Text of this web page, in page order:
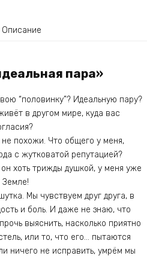
Описание
пара»
“половинку”? Идеальную пару?
в другом мире, куда вас
похожи. Что общего у меня,
с жутковатой репутацией?
он хоть трижды душкой, у меня уже
Земле!
Мы чувствуем друг друга, в
и боль. И даже не знаю, что
выяснить, насколько приятно
или то, что его… пытаются
ничего не исправить, умрём мы